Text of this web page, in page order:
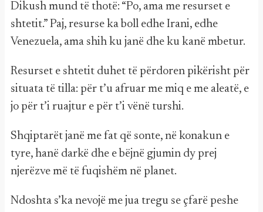
Dikush mund të thotë: “Po, ama me resurset e
shtetit.” Paj, resurse ka boll edhe Irani, edhe
Venezuela, ama shih ku janë dhe ku kanë mbetur.
Resurset e shtetit duhet të përdoren pikërisht për
situata të tilla: për t’u afruar me miq e me aleatë, e
jo për t’i ruajtur e për t’i vënë turshi.
Shqiptarët janë me fat që sonte, në konakun e
tyre, hanë darkë dhe e bëjnë gjumin dy prej
njerëzve më të fuqishëm në planet.
Ndoshta s’ka nevojë me jua tregu se çfarë peshe